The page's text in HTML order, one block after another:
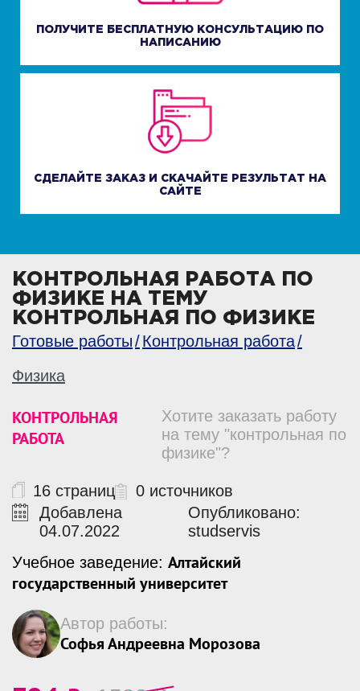
ПОЛУЧИТЕ БЕСПЛАТНУЮ КОНСУЛЬТАЦИЮ ПО
НАПИСАНИЮ
СДЕЛАЙТЕ ЗАКАЗ И СКАЧАЙТЕ РЕЗУЛЬТАТ НА
САЙТЕ
КОНТРОЛЬНАЯ РАБОТА ПО
ФИЗИКЕ НА ТЕМУ
КОНТРОЛЬНАЯ ПО ФИЗИКЕ
Готовые работы
Контрольная работа
Физика
КОНТРОЛЬНАЯ
РАБОТА
Хотите заказать работу
на тему "контрольная по
физике"?
16 страниц
0 источников
Добавлена
04.07.2022
Опубликовано:
studservis
Учебное заведение: Алтайский
государственный университет
Автор работы:
Софья Андреевна Морозова